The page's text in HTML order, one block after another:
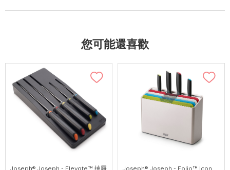
您可能還喜歡
Joseph® Joseph - Elevate™ 抽屜
Joseph® Joseph - Folio™ Icon